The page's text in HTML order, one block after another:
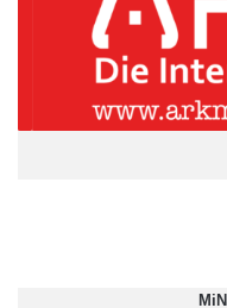
Erweiterung des
Sicherheit für eine
Grundsätzlich gilt eine
Verträge mit einer
über 15 oder mehr Jahre